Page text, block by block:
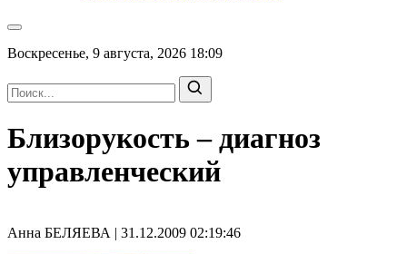
Воскресенье, 9 августа, 2026 18:09
Близорукость – диагноз
управленческий
Анна БЕЛЯЕВА | 31.12.2009 02:19:46